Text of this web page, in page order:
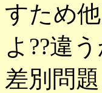
すため
よ??違う
差別問